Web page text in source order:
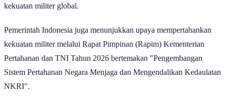
kekuatan militer global.
Pemerintah Indonesia juga menunjukkan upaya mempertahankan
kekuatan militer melalui Rapat Pimpinan (Rapim) Kementerian
Pertahanan dan TNI Tahun 2026 bertemakan "Pengembangan
Sistem Pertahanan Negara Menjaga dan Mengendalikan Kedaulatan
NKRI".